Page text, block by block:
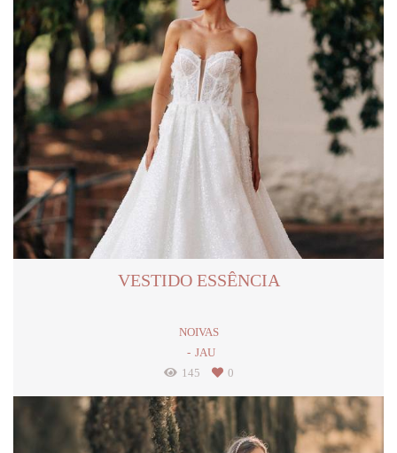
VESTIDO ESSÊNCIA
NOIVAS
JAU
145
0